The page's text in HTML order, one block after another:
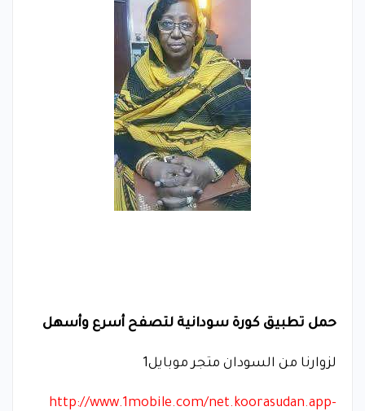
حمل تطبيق كورة سودانية لتصفح أسرع وأسهل
لزوارنا من السودان متجر موبايل1
http://www.1mobile.com/net.koorasudan.app-